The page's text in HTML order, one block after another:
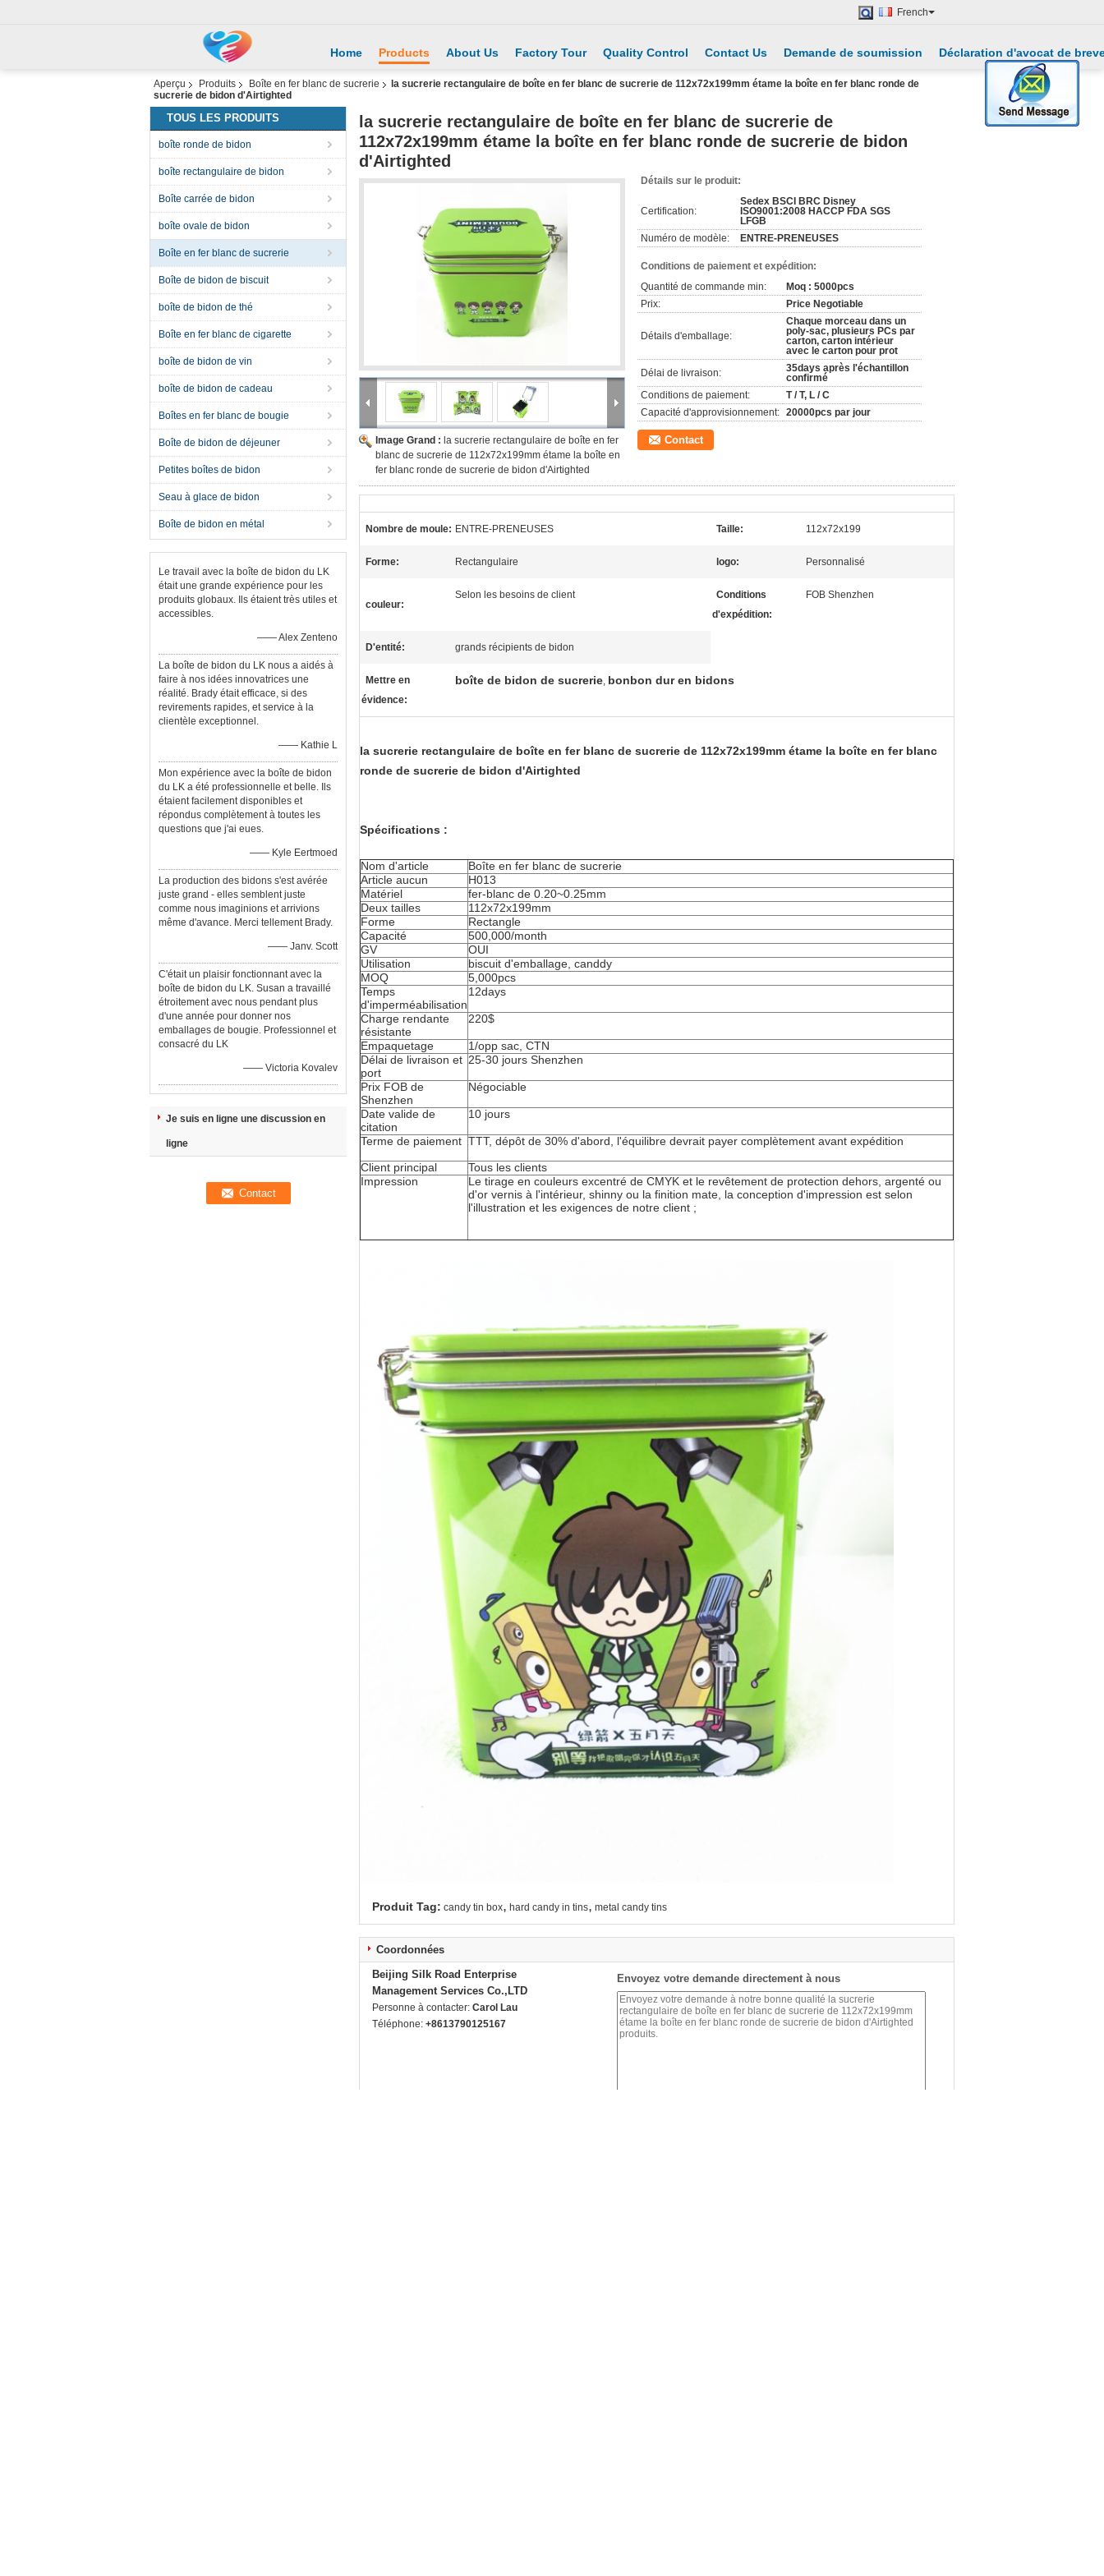
French
Home Products About Us Factory Tour Quality Control Contact Us Demande de soumission Déclaration d'avocat de
Aperçu Produits Boîte en fer blanc de sucrerie
la sucrerie rectangulaire de boîte en fer blanc de sucrerie de 112x72x199mm étame la boîte en fer blanc ronde de
sucrerie de bidon d'Airtighted
TOUS LES PRODUITS
boîte ronde de bidon
boîte rectangulaire de bidon
Boîte carrée de bidon
boîte ovale de bidon
Boîte en fer blanc de sucrerie
Boîte de bidon de biscuit
boîte de bidon de thé
Boîte en fer blanc de cigarette
boîte de bidon de vin
boîte de bidon de cadeau
Boîtes en fer blanc de bougie
Boîte de bidon de déjeuner
Petites boîtes de bidon
Seau à glace de bidon
Boîte de bidon en métal
Le travail avec la boîte de bidon du LK
était une grande expérience pour les
produits globaux. Ils étaient très utiles et
accessibles.
—— Alex Zenteno
La boîte de bidon du LK nous a aidés à
faire à nos idées innovatrices une
réalité. Brady était efficace, si des
revirements rapides, et service à la
clientèle exceptionnel.
—— Kathie L
Mon expérience avec la boîte de bidon
du LK a été professionnelle et belle. Ils
étaient facilement disponibles et
répondus complètement à toutes les
questions que j'ai eues.
—— Kyle Eertmoed
La production des bidons s'est avérée
juste grand - elles semblent juste
comme nous imaginions et arrivions
même d'avance. Merci tellement Brady.
—— Janv. Scott
C'était un plaisir fonctionnant avec la
boîte de bidon du LK. Susan a travaillé
étroitement avec nous pendant plus
d'une année pour donner nos
emballages de bougie. Professionnel et
consacré du LK
—— Victoria Kovalev
Je suis en ligne une discussion en
ligne
la sucrerie rectangulaire de boîte en fer blanc de sucrerie de
112x72x199mm étame la boîte en fer blanc ronde de sucrerie de bidon
d'Airtighted
Image Grand : la sucrerie rectangulaire de boîte en fer
blanc de sucrerie de 112x72x199mm étame la boîte en
fer blanc ronde de sucrerie de bidon d'Airtighted
Détails sur le produit:
Certification:
Sedex BSCI BRC Disney
ISO9001:2008 HACCP FDA SGS
LFGB
Numéro de modèle:
ENTRE-PRENEUSES
Conditions de paiement et expédition:
Quantité de commande min:
Moq : 5000pcs
Prix:
Price Negotiable
Détails d'emballage:
Chaque morceau dans un
poly-sac, plusieurs PCs par
carton, carton intérieur
avec le carton pour prot
Délai de livraison:
35days après l'échantillon
confirmé
Conditions de paiement:
T / T, L / C
Capacité d'approvisionnement: 20000pcs par jour
Contact
Nombre de moule: ENTRE-PRENEUSES Taille: 112x72x199
Forme: Rectangulaire logo: Personnalisé
couleur:
Selon les besoins de client
Conditions
d'expédition:
FOB Shenzhen
D'entité: grands récipients de bidon
Mettre en
évidence:
boîte de bidon de sucrerie, bonbon dur en bidons
la sucrerie rectangulaire de boîte en fer blanc de sucrerie de 112x72x199mm étame la boîte en fer blanc
ronde de sucrerie de bidon d'Airtighted
Spécifications :
Nom d'article
Boîte en fer blanc de sucrerie
Article aucun
H013
Matériel
fer-blanc de 0.20~0.25mm
Deux tailles
112x72x199mm
Forme
Rectangle
Capacité
500,000/month
GV
OUI
Utilisation
biscuit d'emballage, canddy
MOQ
5,000pcs
Temps
d'imperméabilisation
12days
Charge rendante
résistante
220$
Empaquetage
1/opp sac, CTN
Délai de livraison et
port
25-30 jours Shenzhen
Prix FOB de
Shenzhen
Négociable
Date valide de
citation
10 jours
Terme de paiement TTT, dépôt de 30% d'abord, l'équilibre devrait payer complètement avant expédition
Client principal
Tous les clients
Impression
Le tirage en couleurs excentré de CMYK et le revêtement de protection dehors, argenté ou
d'or vernis à l'intérieur, shinny ou la finition mate, la conception d'impression est selon
l'illustration et les exigences de notre client ;
Produit Tag: candy tin box, hard candy in tins, metal candy tins
Coordonnées
Beijing Silk Road Enterprise
Management Services Co.,LTD
Personne à contacter: Carol Lau
Téléphone: +8613790125167
Envoyez votre demande directement à nous